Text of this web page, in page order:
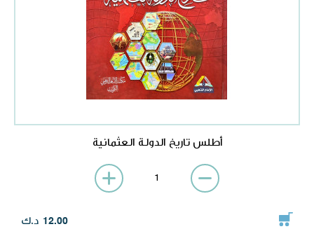
أطلس تاريخ الدولة العثمانية
12.00 د.ك